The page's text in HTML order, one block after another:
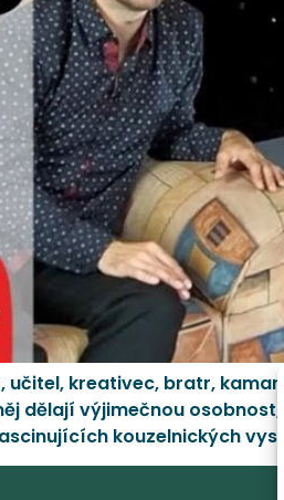
kreativec, bratr,
dělají výjimečnou
kouzelnických